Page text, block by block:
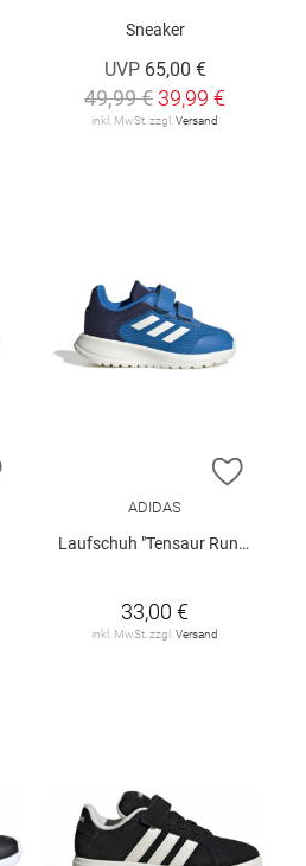
Sneaker
UVP 65,00 €
49,99 € 39,99 €
inkl. MwSt. zzgl. Versand
ZUR WUNSCHLISTE HINZUFÜGEN
ZUR
ADIDAS
Laufschuh "Tensaur Run 2.0"
33,00 €
inkl. MwSt. zzgl. Versand